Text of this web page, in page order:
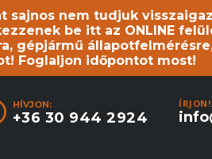
sajnos nem tudjuk
be itt az ONLINE
gépjármű
Foglaljon időpontot most!
ÍRJON!:
HÍVJON:
+36 30 944 2924